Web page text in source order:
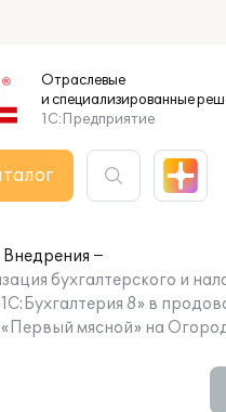
Отраслевые
и специализированные
1С:Предприятие
Внедрения
бухгалтерского и
8» в
«Первый мясной» на